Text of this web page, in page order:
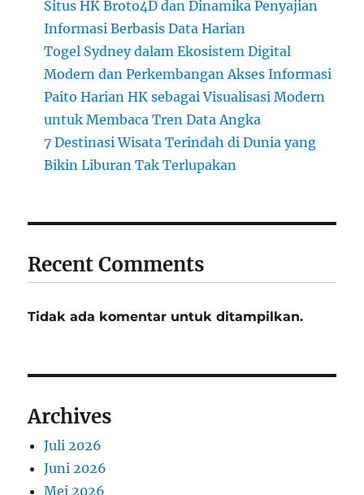
Situs HK Broto4D dan Dinamika Penyajian
Informasi Berbasis Data Harian
Togel Sydney dalam Ekosistem Digital
Modern dan Perkembangan Akses Informasi
Paito Harian HK sebagai Visualisasi Modern
untuk Membaca Tren Data Angka
7 Destinasi Wisata Terindah di Dunia yang
Bikin Liburan Tak Terlupakan
Recent Comments
Tidak ada komentar untuk ditampilkan.
Archives
Juli 2026
Juni 2026
Mei 2026